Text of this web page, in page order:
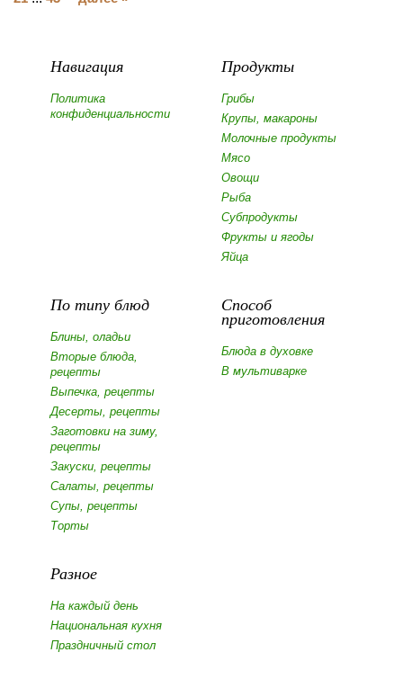
Навигация
Политика
конфиденциальности
Продукты
Грибы
Крупы, макароны
Молочные продукты
Мясо
Овощи
Рыба
Субпродукты
Фрукты и ягоды
Яйца
По типу блюд
Блины, оладьи
Вторые блюда,
рецепты
Выпечка, рецепты
Десерты, рецепты
Заготовки на зиму,
рецепты
Закуски, рецепты
Салаты, рецепты
Супы, рецепты
Торты
Способ
приготовления
Блюда в духовке
В мультиварке
Разное
На каждый день
Национальная кухня
Праздничный стол